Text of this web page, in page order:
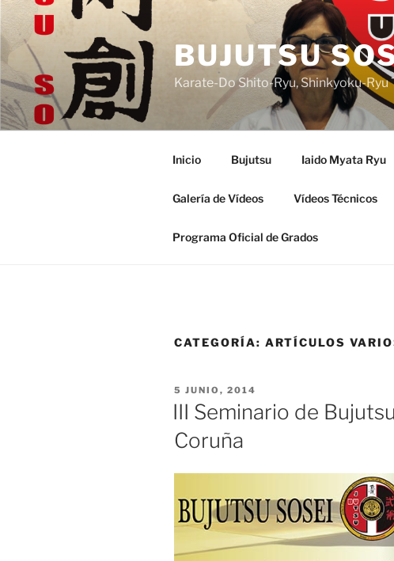
al
contenido
BUJUTSU
Karate-Do Shito-Ryu, Shinkyoku-Ryu
Inicio Bujutsu Iaido Myata Ryu
Galería de Vídeos Vídeos Técnicos
Programa Oficial de Grados
CATEGORÍA: ARTÍCULOS
PUBLICADO
EL
5 JUNIO, 2014
III Seminario de
Coruña